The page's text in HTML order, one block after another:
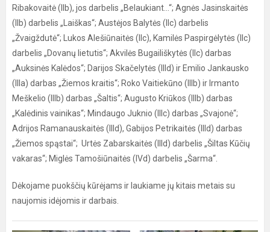
Ribakovaitė (IIb), jos darbelis „Belaukiant...“; Agnės Jasinskaitės
(IIb) darbelis „Laiškas“; Austėjos Balytės (IIc) darbelis
„Žvaigždutė“; Lukos Alešiūnaitės (IIc), Kamilės Paspirgėlytės (IIc)
darbelis „Dovanų lietutis“; Akvilės Bugailiškytės (IIc) darbas
„Auksinės Kalėdos“; Darijos Skačelytės (IIId) ir Emilio Jankausko
(IIIa) darbas „Žiemos kraitis“; Roko Vaitiekūno (IIIb) ir Irmanto
Meškelio (IIIb) darbas „Šaltis“; Augusto Kriūkos (IIIb) darbas
„Kalėdinis vainikas“; Mindaugo Juknio (IIIc) darbas „Svajonė“;
Adrijos Ramanauskaitės (IIId), Gabijos Petrikaitės (IIId) darbas
„Žiemos spąstai“; Urtės Zabarskaitės (IIId) darbelis „Šiltas Kūčių
vakaras“; Miglės Tamošiūnaitės (IVd) darbelis „Šarma“.
Dėkojame puokščių kūrėjams ir laukiame jų kitais metais su
naujomis idėjomis ir darbais.